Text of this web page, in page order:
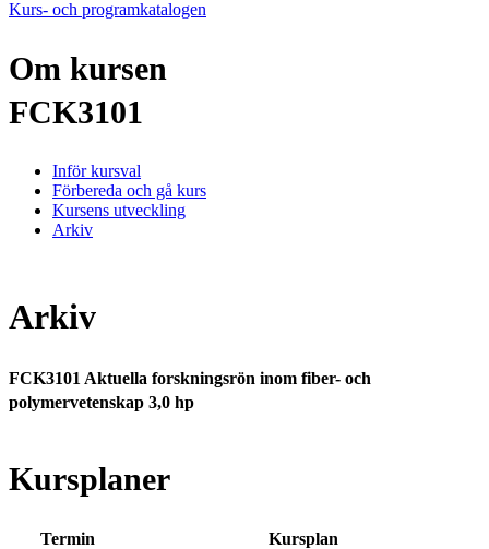
Kurs- och programkatalogen
Om kursen
FCK3101
Inför kursval
Förbereda och gå kurs
Kursens utveckling
Arkiv
Arkiv
FCK3101 Aktuella forskningsrön inom fiber- och
polymervetenskap 3,0 hp
Kursplaner
Termin
Kursplan